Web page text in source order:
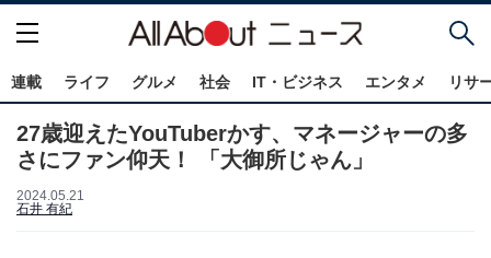
連載 ライフ グルメ 社会 IT・ビジネス エンタメ リサ
27歳迎えたYouTuberかす、マネージャーの多
さにファン仰天！ 「大御所じゃん」
2024.05.21
石井 有紀